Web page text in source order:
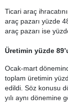
Ticari araç
araç pazarı yüzde
araç pazarı ise
Üretimin yüzde
Ocak-mart
toplam üretimin
edildi. Söz konusu
yılı aynı dönemine